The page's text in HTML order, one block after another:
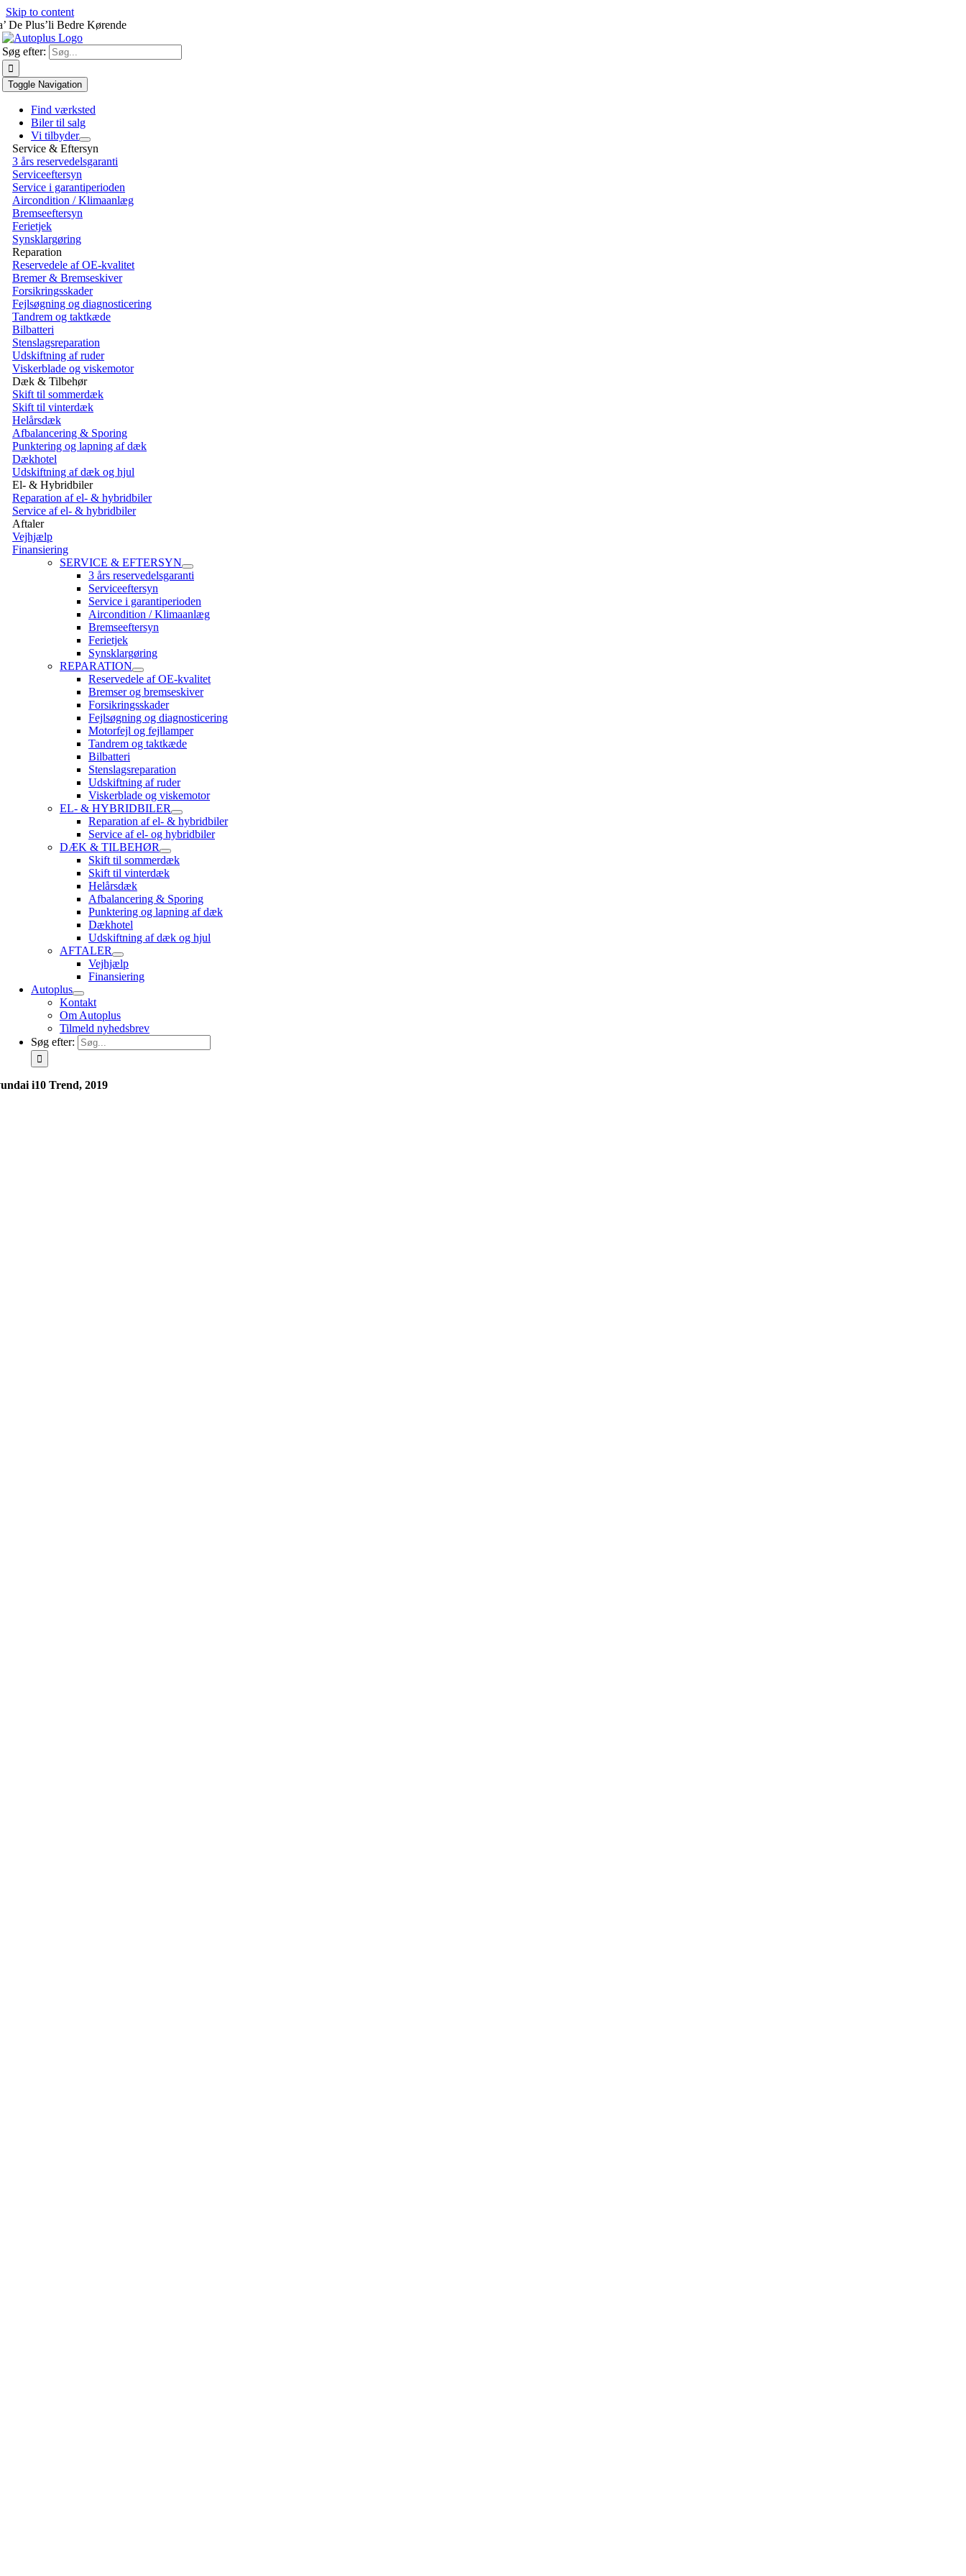
Skip to content
De Plus’li Bedre Kørende
Søg efter:
Toggle Navigation
Find værksted
Biler til salg
Vi tilbyder
Service & Eftersyn
3 års reservedelsgaranti
Serviceeftersyn
Service i garantiperioden
Aircondition / Klimaanlæg
Bremseeftersyn
Ferietjek
Synsklargøring
Reparation
Reservedele af OE-kvalitet
Bremer & Bremseskiver
Forsikringsskader
Fejlsøgning og diagnosticering
Tandrem og taktkæde
Bilbatteri
Stenslagsreparation
Udskiftning af ruder
Viskerblade og viskemotor
Dæk & Tilbehør
Skift til sommerdæk
Skift til vinterdæk
Helårsdæk
Afbalancering & Sporing
Punktering og lapning af dæk
Dækhotel
Udskiftning af dæk og hjul
El- & Hybridbiler
Reparation af el- & hybridbiler
Service af el- & hybridbiler
Aftaler
Vejhjælp
Finansiering
SERVICE & EFTERSYN
3 års reservedelsgaranti
Serviceeftersyn
Service i garantiperioden
Aircondition / Klimaanlæg
Bremseeftersyn
Ferietjek
Synsklargøring
REPARATION
Reservedele af OE-kvalitet
Bremser og bremseskiver
Forsikringsskader
Fejlsøgning og diagnosticering
Motorfejl og fejllamper
Tandrem og taktkæde
Bilbatteri
Stenslagsreparation
Udskiftning af ruder
Viskerblade og viskemotor
EL- & HYBRIDBILER
Reparation af el- & hybridbiler
Service af el- og hybridbiler
DÆK & TILBEHØR
Skift til sommerdæk
Skift til vinterdæk
Helårsdæk
Afbalancering & Sporing
Punktering og lapning af dæk
Dækhotel
Udskiftning af dæk og hjul
AFTALER
Vejhjælp
Finansiering
Autoplus
Kontakt
Om Autoplus
Tilmeld nyhedsbrev
Søg efter:
i10 Trend, 2019